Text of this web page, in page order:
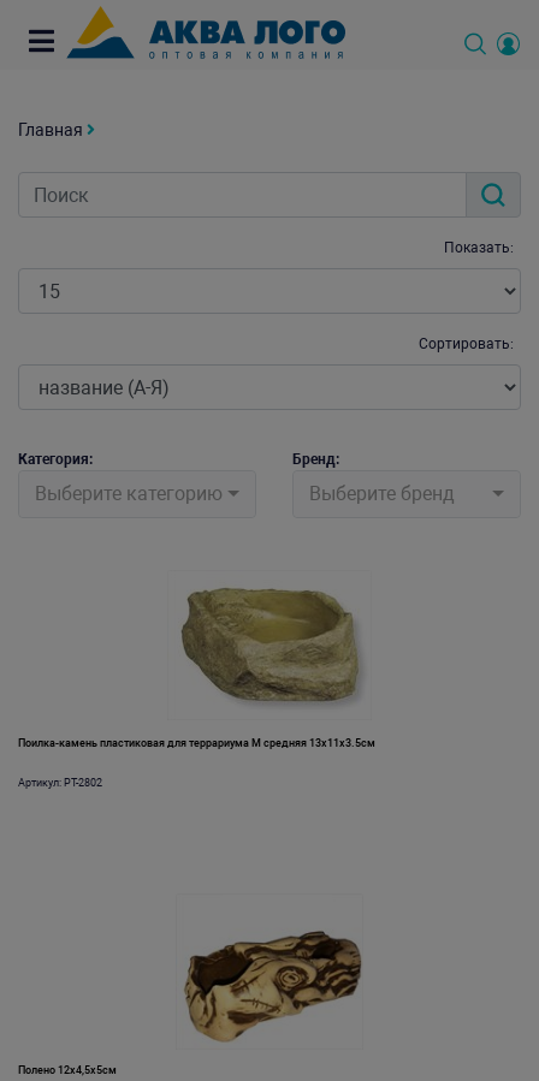
Главная
Показать:
Сортировать:
Категория:
Выберите категорию
Бренд:
Выберите бренд
Поилка-камень пластиковая для террариума M средняя 13х11х3.5см
Артикул: PT-2802
Полено 12x4,5x5см